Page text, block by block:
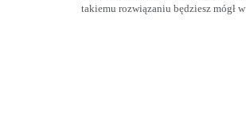
takiemu rozwiązaniu będziesz mógł